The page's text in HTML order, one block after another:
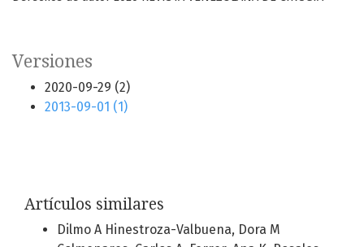
Versiones
2020-09-29 (2)
2013-09-01 (1)
Artículos similares
Dilmo A Hinestroza-Valbuena, Dora M